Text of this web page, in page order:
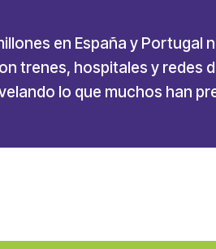
en España y Portugal
trenes, hospitales y redes
lo que muchos han